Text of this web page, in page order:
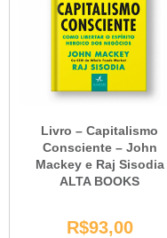
Livro – Capitalismo
Consciente – John
Mackey e Raj Sisodia
ALTA BOOKS
R$93,00